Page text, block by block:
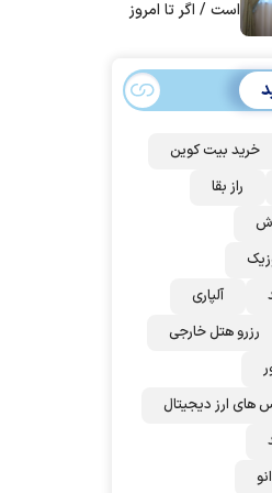
است / اگر تا امروز
مردم ایران است
خرید بیت کوین
راز بقا
آلپاری
رزرو هتل خارجی
های ارز دیجیتال